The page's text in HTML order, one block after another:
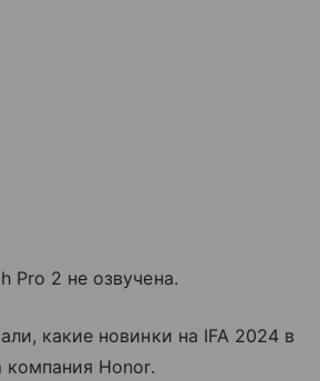
Pro 2 не озвучена.
какие новинки на IFA 2024 в
компания Honor.